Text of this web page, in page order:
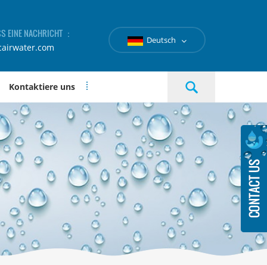
EINE NACHRICHT ：
Deutsch
Kontaktiere uns